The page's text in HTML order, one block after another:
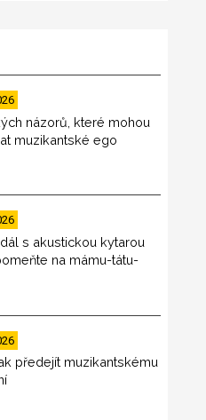
názorů, které mohou
muzikantské ego
s akustickou kytarou
na mámu-tátu-
předejít muzikantskému